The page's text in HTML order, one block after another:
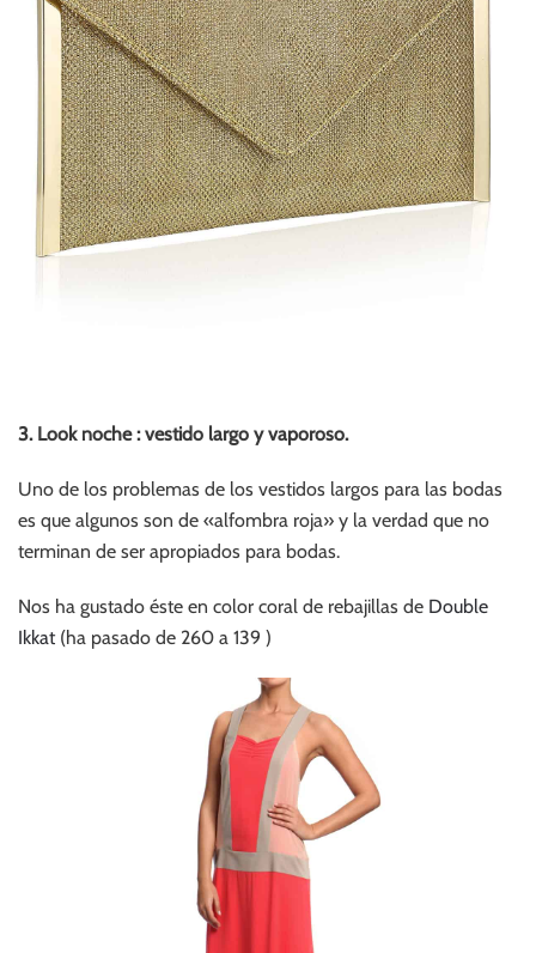
3. Look noche : vestido largo y vaporoso.
Uno de los problemas de los vestidos largos para las bodas
es que algunos son de «alfombra roja» y la verdad que no
terminan de ser apropiados para bodas.
Nos ha gustado éste en color coral de rebajillas de Double
Ikkat(ha pasado de 260 a 139 )